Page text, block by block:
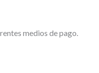
medios de pago.